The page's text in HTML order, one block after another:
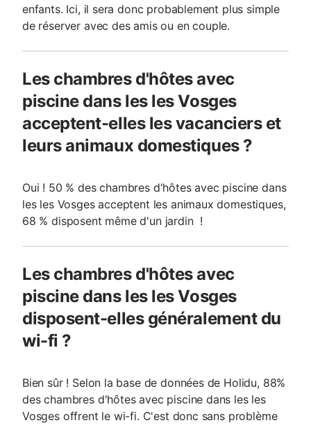
enfants. Ici, il sera donc probablement plus simple
de réserver avec des amis ou en couple.
Les chambres d'hôtes avec
piscine dans les les Vosges
acceptent-elles les vacanciers et
leurs animaux domestiques ?
Oui ! 50 % des chambres d'hôtes avec piscine dans
les les Vosges acceptent les animaux domestiques,
68 % disposent même d'un jardin !
Les chambres d'hôtes avec
piscine dans les les Vosges
disposent-elles généralement du
wi-fi ?
Bien sûr ! Selon la base de données de Holidu, 88%
des chambres d'hôtes avec piscine dans les les
Vosges offrent le wi-fi. C'est donc sans problème